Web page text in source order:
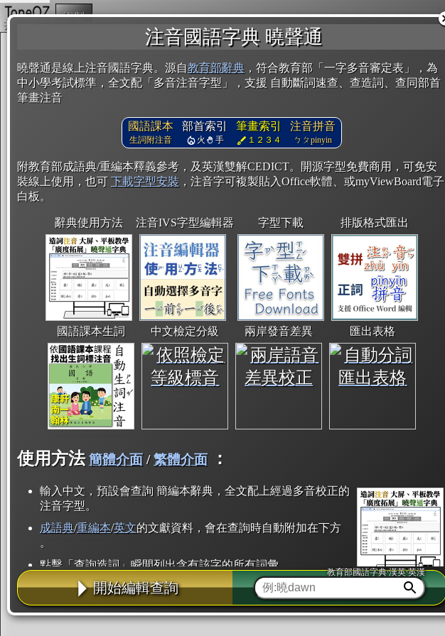
注音國語字典 曉聲通
曉聲通是線上注音國語字典。源自教育部辭典 ，符合教育部「一字多音審定表」，為
中小學考試標準，全文配「多音注音字型」，支援 自動斷詞速查、查造詞、查同部首
筆畫注音
國語課本
生詞附注音
部首索引
火 手
筆畫索引
１２３４
注音拼音
ㄅㄆpinyin
附教育部成語典/重編本釋義參考，及英漢雙解CEDICT。開源字型免費商用，可免安
裝線上使用，也可 下載字型安裝 ，注音字可複製貼入Office軟體、或myViewBoard電子
白板。
辭典使用方法 注音IVS字型編輯器 字型下載 排版格式匯出
國語課本生詞 中文檢定分級 兩岸發音差異 匯出表格
使用方法 簡體介面/繁體介面 ：
輸入中文，預設會查詢 簡編本辭典，全文配上經過多音校正的
注音字型。
成語典/重編本/英文的文獻資料，會在查詢時自動附加在下方
。
點擊「查詢造詞」瞬間列出含有該字的所有詞彙。
點「部首」瞬間列出所有「同部首字」。也支援查詢「同注音」或「同筆畫」。
辭典解釋的全文都經過自動斷詞，點擊便可瞬間「連續查詢」此字詞的解釋，不
用手動重複輸入。
開始編輯查詢
教育部國語字典·漢英·英漢
複製